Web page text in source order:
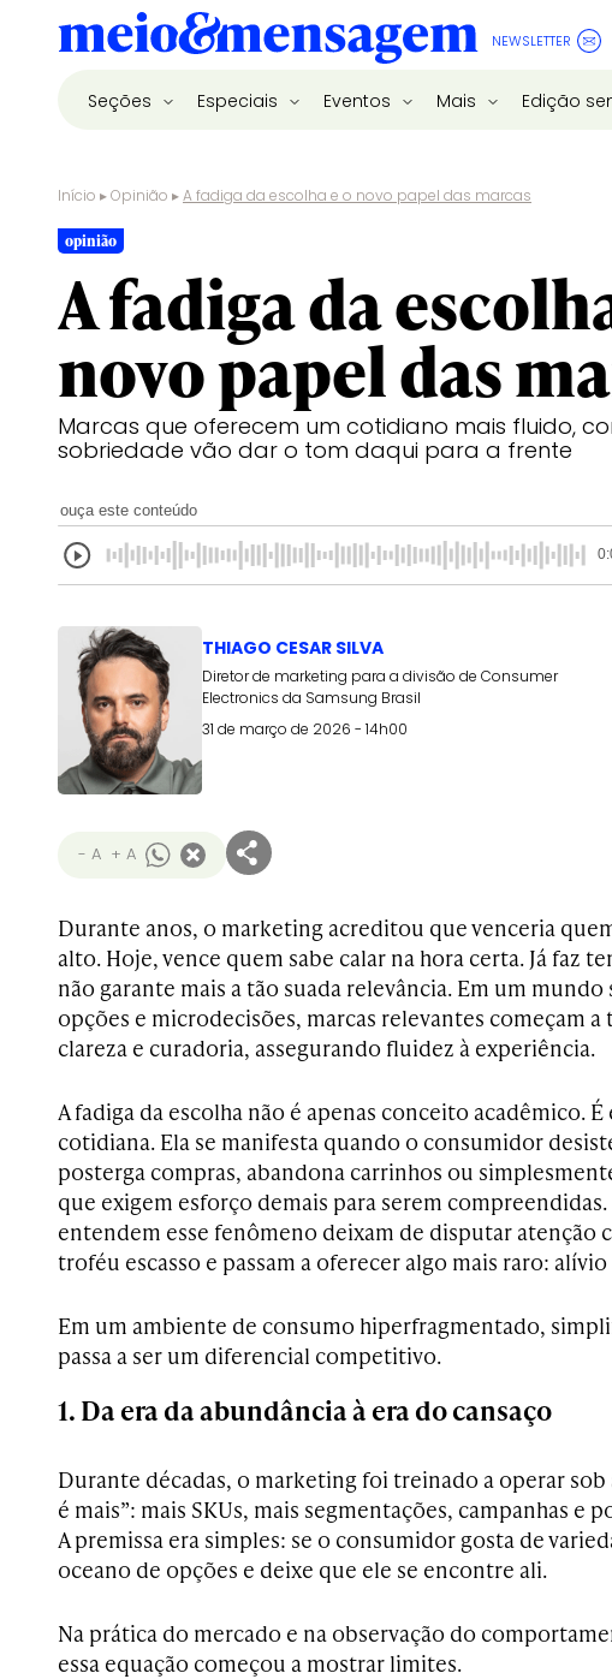
NEWSLETTER
Seções Especiais Eventos Mais Edição
Início ▸Opinião ▸A fadiga da escolha e o novo papel das marcas
opinião
A fadiga da
novo papel das
Marcas que oferecem um cotidiano mais fluido,
sobriedade vão dar o tom daqui para a frente
ouça este conteúdo
THIAGO CESAR SILVA
Diretor de marketing para a divisão de Consumer
Electronics da Samsung Brasil
31 de março de 2026 - 14h00
- A + A
Durante anos, o marketing acreditou que venceria
alto. Hoje, vence quem sabe calar na hora certa. Já faz
não garante mais a tão suada relevância. Em um
opções e microdecisões, marcas relevantes começam
clareza e curadoria, assegurando fluidez à experiência.
A fadiga da escolha não é apenas conceito acadêmico.
cotidiana. Ela se manifesta quando o consumidor
posterga compras, abandona carrinhos ou
que exigem esforço demais para serem compreendidas.
entendem esse fenômeno deixam de disputar atenção
troféu escasso e passam a oferecer algo mais raro:
Em um ambiente de consumo hiperfragmentado,
passa a ser um diferencial competitivo.
1. Da era da abundância à era do cansaço
Durante décadas, o marketing foi treinado a operar sob
é mais”: mais SKUs, mais segmentações, campanhas e
A premissa era simples: se o consumidor gosta de
oceano de opções e deixe que ele se encontre ali.
Na prática do mercado e na observação do
essa equação começou a mostrar limites.